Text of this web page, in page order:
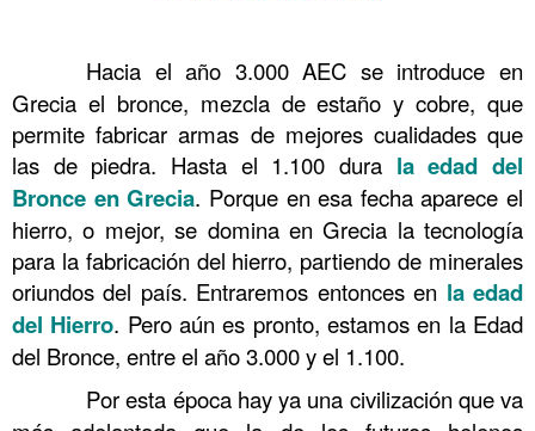
Hacia el año 3.000 AEC se introduce en
Grecia el bronce, mezcla de estaño y cobre, que
permite fabricar armas de mejores cualidades que
las de piedra. Hasta el 1.100 dura la edad del
Bronce en Grecia. Porque en esa fecha aparece el
hierro, o mejor, se domina en Grecia la tecnología
para la fabricación del hierro, partiendo de minerales
oriundos del país. Entraremos entonces en la edad
del Hierro. Pero aún es pronto, estamos en la Edad
del Bronce, entre el año 3.000 y el 1.100.
Por esta época hay ya una civilización que va